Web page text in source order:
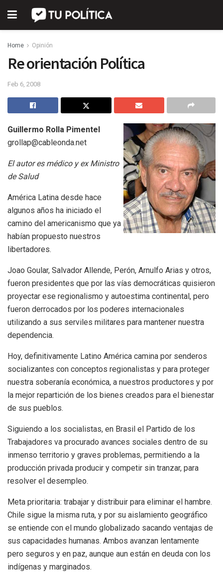
Home Opinión
Re orientación Política
Feb 6, 2008
Guillermo Rolla Pimentel
grollap@cableonda.net
El autor es médico y ex Ministro
de Salud
América Latina desde hace
algunos años ha iniciado el
camino del americanismo que ya
habían propuesto nuestros
libertadores.
Joao Goular, Salvador Allende, Perón, Arnulfo Arias y otros,
fueron presidentes que por las vías democráticas quisieron
proyectar ese regionalismo y autoestima continental, pero
fueron derrocados por los poderes internacionales
utilizando a sus serviles militares para mantener nuestra
dependencia.
Hoy, definitivamente Latino América camina por senderos
socializantes con conceptos regionalistas y para proteger
nuestra soberanía económica, a nuestros productores y por
la mejor repartición de los bienes creados para el bienestar
de sus pueblos.
Siguiendo a los socialistas, en Brasil el Partido de los
Trabajadores va procurado avances sociales dentro de su
inmenso territorio y graves problemas, permitiendo a la
producción privada producir y competir sin tranzar, para
resolver el desempleo.
Meta prioritaria: trabajar y distribuir para eliminar el hambre.
Chile sigue la misma ruta, y por su aislamiento geográfico
se entiende con el mundo globalizado sacando ventajas de
sus capacidades humanas. Ambos avanzan lentamente
pero seguros y en paz, aunque aun están en deuda con los
indígenas y marginados.